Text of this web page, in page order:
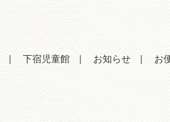
下宿児童館 お知らせ お